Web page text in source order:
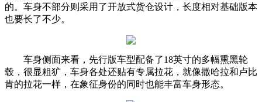
的。车身不部分则采用了开放式货仓设计，长度相对基础版本
也要长了不少。
车身侧面来看，先行版车型配备了18英寸的多幅熏黑轮
毂，很显粗犷，车身各处还贴有专属拉花，就像撒哈拉和卢比
肯的拉花一样，在象征身份的同时也能丰富车身形态。